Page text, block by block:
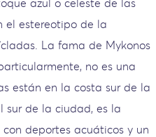
el estereotipo de la
La fama de Mykonos
no es una
están en la costa sur de la
sur de la ciudad, es la
deportes acuáticos y un